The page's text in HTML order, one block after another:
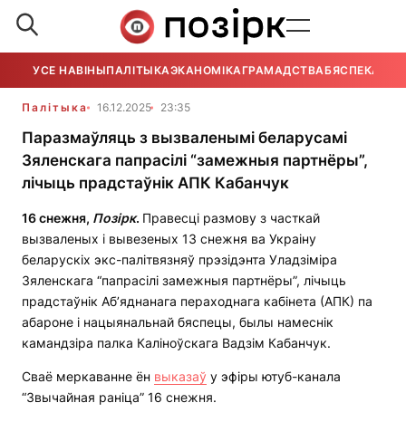
УСЕ НАВІНЫПАЛІТЫКАЭКАНОМІКАГРАМАДСТВАБЯСПЕКА
Палітыка 16.12.2025 23:35
Паразмаўляць з вызваленымі беларусамі
Зяленскага папрасілі “замежныя партнёры”,
лічыць прадстаўнік АПК Кабанчук
16 снежня, Позірк. Правесці размову з часткай
вызваленых і вывезеных 13 снежня ва Украіну
беларускіх экс-палітвязняў прэзідэнта Уладзіміра
Зяленскага “папрасілі замежныя партнёры”, лічыць
прадстаўнік Аб’яднанага пераходнага кабінета (АПК) па
абароне і нацыянальнай бяспецы, былы намеснік
камандзіра палка Каліноўскага Вадзім Кабанчук.
Сваё меркаванне ён выказаў у эфіры ютуб-канала
“Звычайная раніца” 16 снежня.